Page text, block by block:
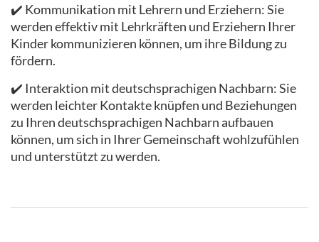
✔️ Kommunikation mit Lehrern und Erziehern: Sie
werden effektiv mit Lehrkräften und Erziehern Ihrer
Kinder kommunizieren können, um ihre Bildung zu
fördern.
✔️ Interaktion mit deutschsprachigen Nachbarn: Sie
werden leichter Kontakte knüpfen und Beziehungen
zu Ihren deutschsprachigen Nachbarn aufbauen
können, um sich in Ihrer Gemeinschaft wohlzufühlen
und unterstützt zu werden.